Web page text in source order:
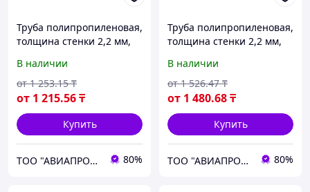
Труба полипропиленовая,
толщина стенки 2,2 мм,
1500 мм
В наличии
от 1 215.56₸
от 1 253.15 ₸
Купить
ТОО "АВИАПРОМСТАЛЬ" 80%
Труба полипропиленовая,
толщина стенки 2,2 мм,
2000 мм
В наличии
от 1 480.68₸
от 1 526.47 ₸
Купить
ТОО "АВИАПРОМСТАЛЬ" 80%